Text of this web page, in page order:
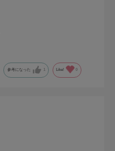
参考になった 1 Like! 0